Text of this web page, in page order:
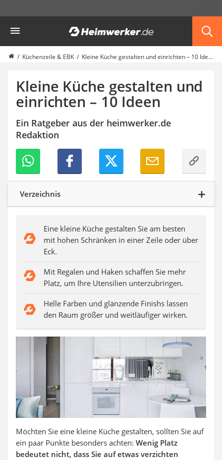
Möbel & Einrichtung
Daunenkissen
Wäscheständer
Spülrandloses WC
Heizdecke
Daunendecken
HiFi-Lautsprecher
Samsung-Waschmaschine
LED-Feuchtraumleuchte
Decke mit Ärmeln
4K-Beamer
Schraubendreher-Set
Sägekettenschärfgerät
Geschirrspüler 45 cm
Steckdosenradio
Seilwinde
Küchenzeile & EBK Kleine Küche gestalten und einrichten – 10 Ideen
Kleine Küche gestalten und
einrichten – 10 Ideen
Ein Ratgeber aus der heimwerker.de
Redaktion
Verzeichnis
Eine kleine Küche gestalten Sie am besten
mit hohen Schränken in einer Zeile oder über
Eck.
Mit Regalen und Haken schaffen Sie mehr
Platz, um Ihre Utensilien unterzubringen.
Helle Farben und glänzende Finishs lassen
den Raum größer und weitläufiger wirken.
Möchten Sie eine kleine Küche gestalten, sollten Sie auf
ein paar Punkte besonders achten: Wenig Platz
bedeutet nicht, dass Sie auf etwas verzichten